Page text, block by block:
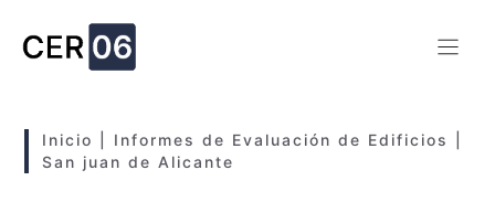
Inicio Informes de Evaluación de Edificios
San juan de Alicante